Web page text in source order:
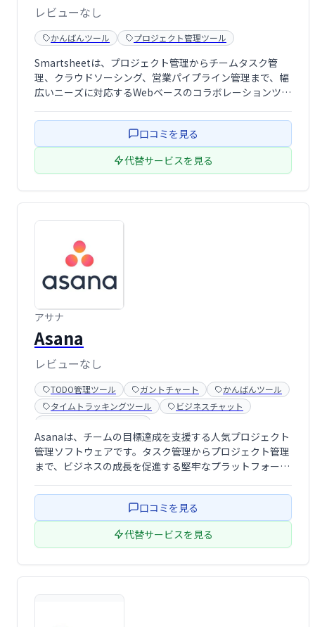
レビューなし
かんばんツール プロジェクト管理ツール
Smartsheetは、プロジェクト管理からチームタスク管
理、クラウドソーシング、営業パイプライン管理まで、幅
広いニーズに対応するWebベースのコラボレーションツー
当て、進捗状況の追跡などを効率的に行えます。直感的な
インターフェースで、スムーズな共 …
口コミを見る
代替サービスを見る
アサナ
Asana
レビューなし
TODO管理ツール ガントチャート
かんばんツール
タイムトラッキングツール
ビジネスチャット
Asanaは、チームの目標達成を支援する人気プロジェクト
管理ソフトウェアです。タスク管理からプロジェクト管理
まで、ビジネスの成長を促進する堅牢なプラットフォーム
業務に集中できるよう、効率的なワークフローを実現しま
口コミを見る
代替サービスを見る